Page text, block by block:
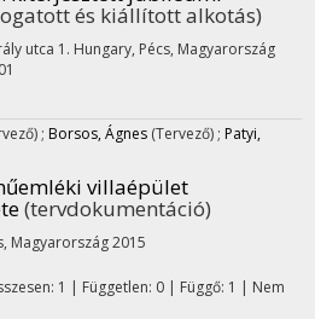
és kiállított alkotás)
utca 1. Hungary, Pécs, Magyarország
; Borsos, Ágnes (Tervező) ; Patyi,
villaépület
(tervdokumentáció)
Magyarország2015
1 | Független: 0 | Függő: 1 | Nem